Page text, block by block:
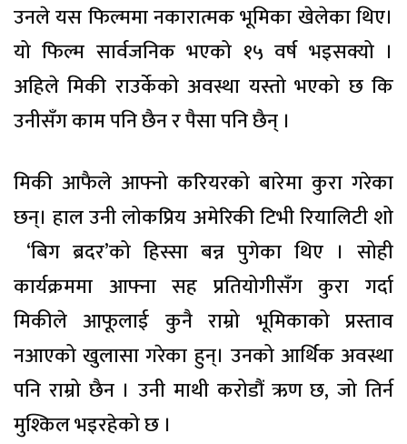
उनले यस फिल्ममा नकारात्मक भूमिका खेलेका थिए।
यो फिल्म सार्वजनिक भएको १५ वर्ष भइसक्यो ।
अहिले मिकी राउर्केको अवस्था यस्तो भएको छ कि
उनीसँग काम पनि छैन र पैसा पनि छैन् ।
मिकी आफैले आफ्नो करियरको बारेमा कुरा गरेका
छन्। हाल उनी लोकप्रिय अमेरिकी टिभी रियालिटी शो
‘बिग ब्रदर’को हिस्सा बन्न पुगेका थिए । सोही
कार्यक्रममा आफ्ना सह प्रतियोगीसँग कुरा गर्दा
मिकीले आफूलाई कुनै राम्रो भूमिकाको प्रस्ताव
नआएको खुलासा गरेका हुन्। उनको आर्थिक अवस्था
पनि राम्रो छैन । उनी माथी करोडौं ऋण छ, जो तिर्न
मुश्किल भइरहेको छ ।